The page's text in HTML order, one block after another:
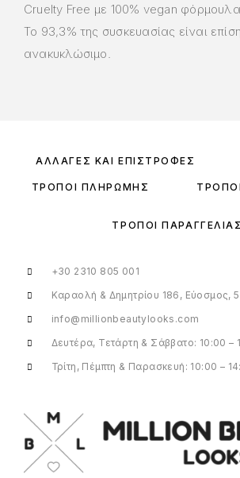
Cruelty Free με 100% vegan φόρμουλα.
Το 93,3% της συσκευασίας είναι
ανακυκλώσιμο.
ΑΛΛΑΓΈΣ ΚΑΙ ΕΠΙΣΤΡΟΦΈΣ
ΤΡΌΠΟΙ ΠΛΗΡΩΜΉΣ
ΤΡΌΠΟΙ ΠΑΡΑΓΓΕΛΊΑΣ
+30 2310 805 001
Καραολή & Δημητρίου 186, Εύοσμος,
info@millionbeautylooks.com
Δευτέρα, Τετάρτη & Σάββατο: 10:00 –
Τρίτη, Πέμπτη & Παρασκευή: 10:00 –